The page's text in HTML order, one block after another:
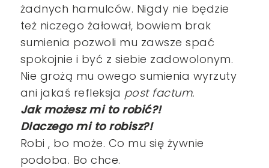
żadnych hamulców. Nigdy nie będzie
też niczego żałował, bowiem brak
sumienia pozwoli mu zawsze spać
spokojnie i być z siebie zadowolonym.
Nie grożą mu owego sumienia wyrzuty
ani jakaś refleksja post factum.
Jak możesz mi to robić?!
Dlaczego mi to robisz?!
Robi , bo może. Co mu się żywnie
podoba. Bo chce.